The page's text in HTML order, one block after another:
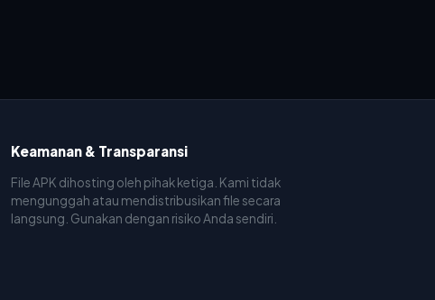
Keamanan & Transparansi
File APK dihosting oleh pihak ketiga. Kami tidak
mengunggah atau mendistribusikan file secara
langsung. Gunakan dengan risiko Anda sendiri.